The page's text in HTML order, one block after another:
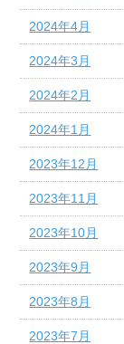
2024年4月
2024年3月
2024年2月
2024年1月
2023年12月
2023年11月
2023年10月
2023年9月
2023年8月
2023年7月